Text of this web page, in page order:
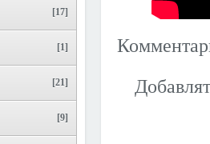
[17]
[1]
[21]
[9]